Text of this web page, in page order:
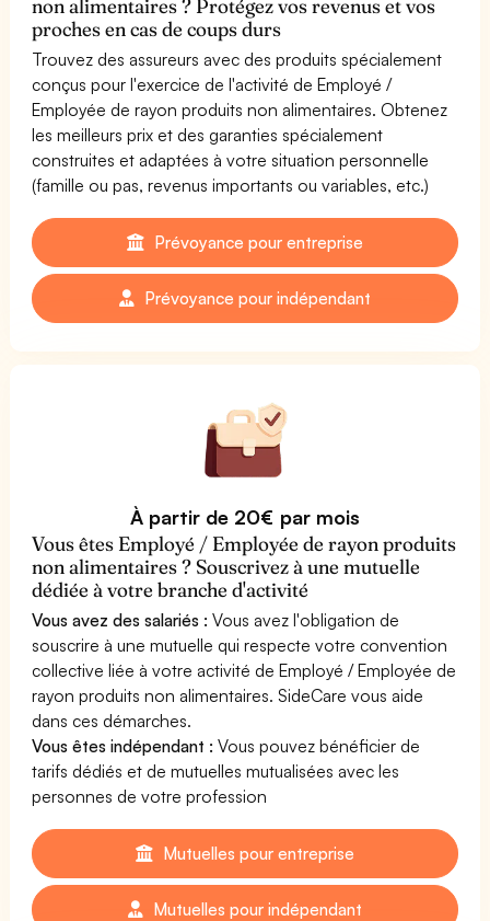
non alimentaires ? Protégez vos revenus et vos
proches en cas de coups durs
Trouvez des assureurs avec des produits spécialement
conçus pour l'exercice de l'activité de Employé /
Employée de rayon produits non alimentaires. Obtenez
les meilleurs prix et des garanties spécialement
construites et adaptées à votre situation personnelle
(famille ou pas, revenus importants ou variables, etc.)
Prévoyance pour entreprise
Prévoyance pour indépendant
À partir de 20€ par mois
Vous êtes Employé / Employée de rayon produits
non alimentaires ? Souscrivez à une mutuelle
dédiée à votre branche d'activité
Vous avez des salariés : Vous avez l'obligation de
souscrire à une mutuelle qui respecte votre convention
collective liée à votre activité de Employé / Employée de
rayon produits non alimentaires. SideCare vous aide
dans ces démarches.
Vous êtes indépendant : Vous pouvez bénéficier de
tarifs dédiés et de mutuelles mutualisées avec les
personnes de votre profession
Mutuelles pour entreprise
Mutuelles pour indépendant